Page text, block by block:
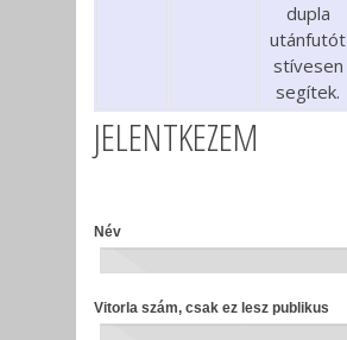
dupla
utánfutót
stívesen
segítek.
JELENTKEZEM
Split
utazás
Név
Vitorla szám, csak ez lesz publikus